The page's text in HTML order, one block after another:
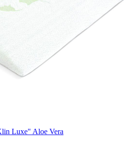
Luxe" Aloe Vera